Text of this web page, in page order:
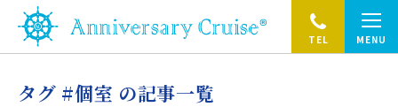
TEL MENU
タグ #個室 の記事一覧